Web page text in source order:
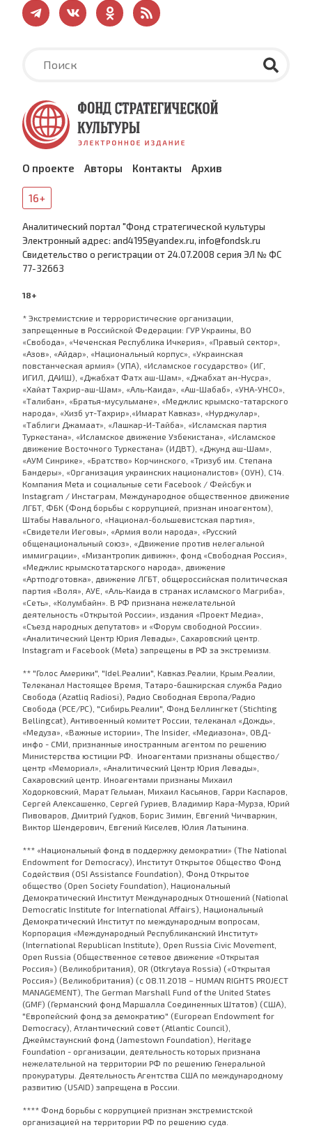
О проекте Авторы Контакты Архив
16+
Аналитический портал "Фонд стратегической культуры
Электронный адрес: and4195@yandex.ru, info@fondsk.ru
Cвидетельство о регистрации от 24.07.2008 серия ЭЛ № ФС
77-32663
18+
* Экстремистские и террористические организации,
запрещенные в Российской Федерации: ГУР Украины, ВО
«Свобода», «Чеченская Республика Ичкерия», «Правый сектор»,
«Азов», «Айдар», «Национальный корпус», «Украинская
повстанческая армия» (УПА), «Исламское государство» (ИГ,
ИГИЛ, ДАИШ), «Джабхат Фатх аш-Шам», «Джабхат ан-Нусра»,
«Хайат Тахрир-аш-Шам», «Аль-Каида», «Аш-Шабаб», «УНА-УНСО»,
«Талибан», «Братья-мусульмане», «Меджлис крымско-татарского
народа», «Хизб ут-Тахрир»,«Имарат Кавказ», «Нурджулар»,
«Таблиги Джамаат», «Лашкар-И-Тайба», «Исламская партия
Туркестана», «Исламское движение Узбекистана», «Исламское
движение Восточного Туркестана» (ИДВТ), «Джунд аш-Шам»,
«АУМ Синрике», «Братство» Корчинского, «Тризуб им. Степана
Бандеры», «Организация украинских националистов» (ОУН), С14.
Компания Meta и социальные сети Facebook / Фейсбук и
Instagram / Инстаграм, Международное общественное движение
ЛГБТ, ФБК (Фонд борьбы с коррупцией, признан иноагентом),
Штабы Навального, «Национал-большевистская партия»,
«Свидетели Иеговы», «Армия воли народа», «Русский
общенациональный союз», «Движение против нелегальной
иммиграции», «Мизантропик дивижн», фонд «Свободная Россия»,
«Меджлис крымскотатарского народа», движение
«Артподготовка», движение ЛГБТ, общероссийская политическая
партия «Воля», АУЕ, «Аль-Каида в странах исламского Магриба»,
«Сеть», «Колумбайн». В РФ признана нежелательной
деятельность «Открытой России», издания «Проект Медиа»,
«Съезд народных депутатов» и «Форум свободной России».
«Аналитический Центр Юрия Левады», Сахаровский центр.
Instagram и Facebook (Metа) запрещены в РФ за экстремизм.
** "Голос Америки", "Idel.Реалии", Кавказ.Реалии, Крым.Реалии,
Телеканал Настоящее Время, Татаро-башкирская служба Радио
Свобода (Azatliq Radiosi), Радио Свободная Европа/Радио
Свобода (PCE/PC), "Сибирь.Реалии", Фонд Беллингкет (Stichting
Bellingcat), Антивоенный комитет России, телеканал «Дождь»,
«Медуза», «Важные истории», The Insider, «Медиазона», ОВД-
инфо - СМИ, признанные иностранным агентом по решению
Министерства юстиции РФ. Иноагентами признаны общество/
центр «Мемориал», «Аналитический Центр Юрия Левады»,
Сахаровский центр. Иноагентами признаны Михаил
Ходорковский, Марат Гельман, Михаил Касьянов, Гарри Каспаров,
Сергей Алексашенко, Сергей Гуриев, Владимир Кара-Мурза, Юрий
Пивоваров, Дмитрий Гудков, Борис Зимин, Евгений Чичваркин,
Виктор Шендерович, Евгений Киселев, Юлия Латынина.
*** «Национальный фонд в поддержку демократии» (The National
Endowment for Democracy), Институт Открытое Общество Фонд
Содействия (OSI Assistance Foundation), Фонд Открытое
общество (Open Society Foundation), Национальный
Демократический Институт Международных Отношений (National
Democratic Institute for International Affairs), Национальный
Демократический Институт по международным вопросам,
Корпорация «Международный Республиканский Институт»
(International Republican Institute), Open Russia Civic Movement,
Open Russia (Общественное сетевое движение «Открытая
Россия») (Великобритания), OR (Otkrytaya Rossia) («Открытая
Россия») (Великобритания) (с 08.11.2018 – HUMAN RIGHTS PROJECT
MANAGEMENT), The German Marshall Fund of the United States
(GMF) (Германский фонд Маршалла Соединенных Штатов) (США),
"Европейский фонд за демократию" (European Endowment for
Democracy), Атлантический совет (Atlantic Council),
Джеймстаунский фонд (Jamestown Foundation), Heritage
Foundation - организации, деятельность которых признана
нежелательной на территории РФ по решению Генеральной
прокуратуры. Деятельность Агентства США по международному
развитию (USAID) запрещена в России.
**** Фонд борьбы с коррупцией признан экстремистской
организацией на территории РФ по решению суда.